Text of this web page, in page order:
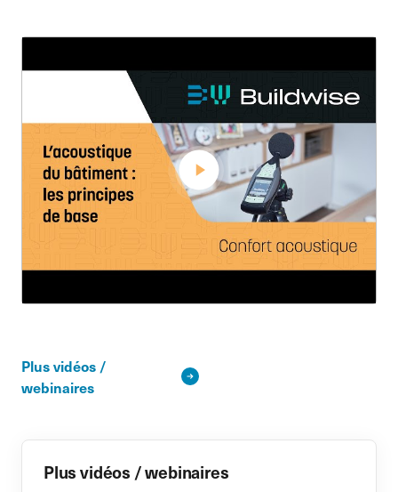
Plus vidéos /
webinaires
Plus vidéos / webinaires